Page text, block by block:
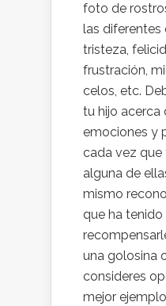
foto de
las diferentes
tristeza,
frustración,
celos, etc.
tu hijo acerca
emociones y
cada vez que
alguna de
mismo
que ha
una golosina
consideres
mejor